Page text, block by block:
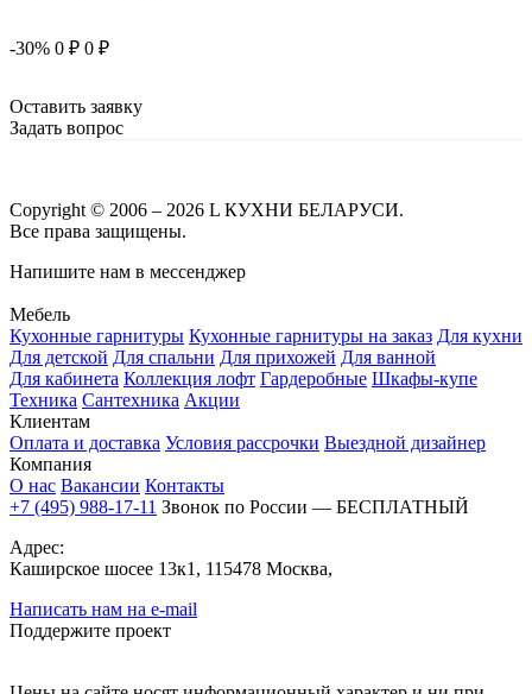
-30% 0 ₽ 0 ₽
Оставить заявку
Задать вопрос
Copyright © 2006 – 2026 L КУХНИ БЕЛАРУСИ.
Все права защищены.
Напишите нам в мессенджер
Мебель
Кухонные гарнитуры Кухонные гарнитуры на заказ Для кухни
Для детской Для спальни Для прихожей Для ванной
Для кабинета Коллекция лофт Гардеробные Шкафы-купе
Техника Сантехника Акции
Клиентам
Оплата и доставка Условия рассрочки Выездной дизайнер
Компания
О нас Вакансии Контакты
+7 (495) 988-17-11 Звонок по России — БЕСПЛАТНЫЙ
Адрес:
Каширское шосее 13к1, 115478 Москва,
Написать нам на e-mail
Поддержите проект